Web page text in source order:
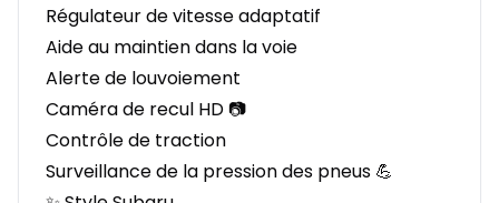
Régulateur de vitesse adaptatif
Aide au maintien dans la voie
Alerte de louvoiement
Caméra de recul HD 📷
Contrôle de traction
Surveillance de la pression des pneus 💪